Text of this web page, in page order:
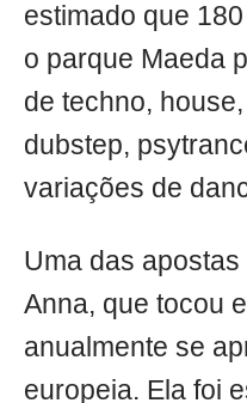
estimado que
o parque Maeda
de techno,
dubstep,
variações de
Uma das
Anna, que tocou
anualmente se
europeia. Ela foi